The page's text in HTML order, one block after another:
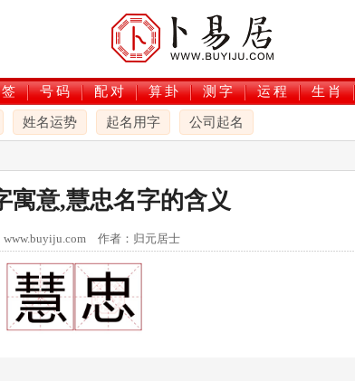
号码 配对 算卦 测字 运程 生肖
姓名运势 起名用字 公司起名
寓意,慧忠名字的含义
www.buyiju.com 作者：归元居士